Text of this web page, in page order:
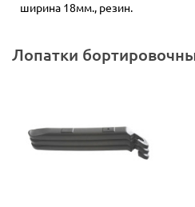
ширина 18мм., резин.
Лопатки